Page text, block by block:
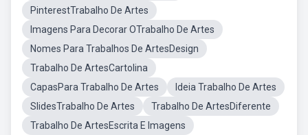
PinterestTrabalho De Artes
Imagens Para Decorar OTrabalho De Artes
Nomes Para Trabalhos De ArtesDesign
Trabalho De ArtesCartolina
CapasPara Trabalho De Artes
Ideia Trabalho De Artes
SlidesTrabalho De Artes
Trabalho De ArtesDiferente
Trabalho De ArtesEscrita E Imagens